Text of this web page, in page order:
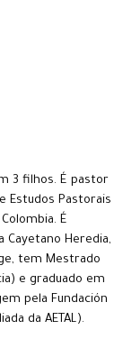
3 filhos. É pastor
Estudos Pastorais
É
Cayetano Heredia,
tem Mestrado
e graduado em
pela Fundación
da AETAL).